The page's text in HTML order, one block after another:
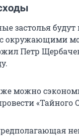
застолья будут
окружающими
Петр
можно
«Тайного